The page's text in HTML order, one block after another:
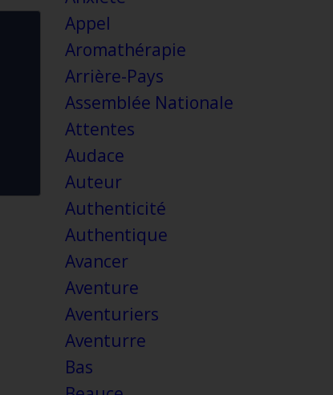
Appel
Aromathérapie
Arrière-Pays
Assemblée Nationale
Attentes
Audace
Auteur
Authenticité
Authentique
Avancer
Aventure
Aventuriers
Aventurre
Bas